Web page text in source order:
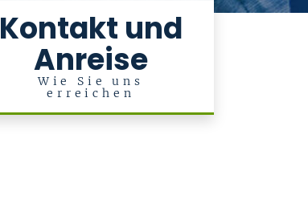
Kontakt und
Anreise
Wie Sie uns
erreichen